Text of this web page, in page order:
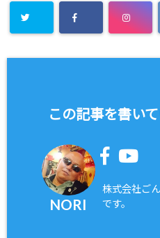
この記事を書い
NORI
株式会社ご
です。